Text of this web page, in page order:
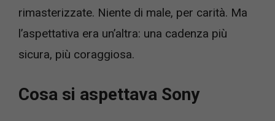
rimasterizzate. Niente di male, per carità. Ma
l’aspettativa era un’altra: una cadenza più
sicura, più coraggiosa.
Cosa si aspettava Sony